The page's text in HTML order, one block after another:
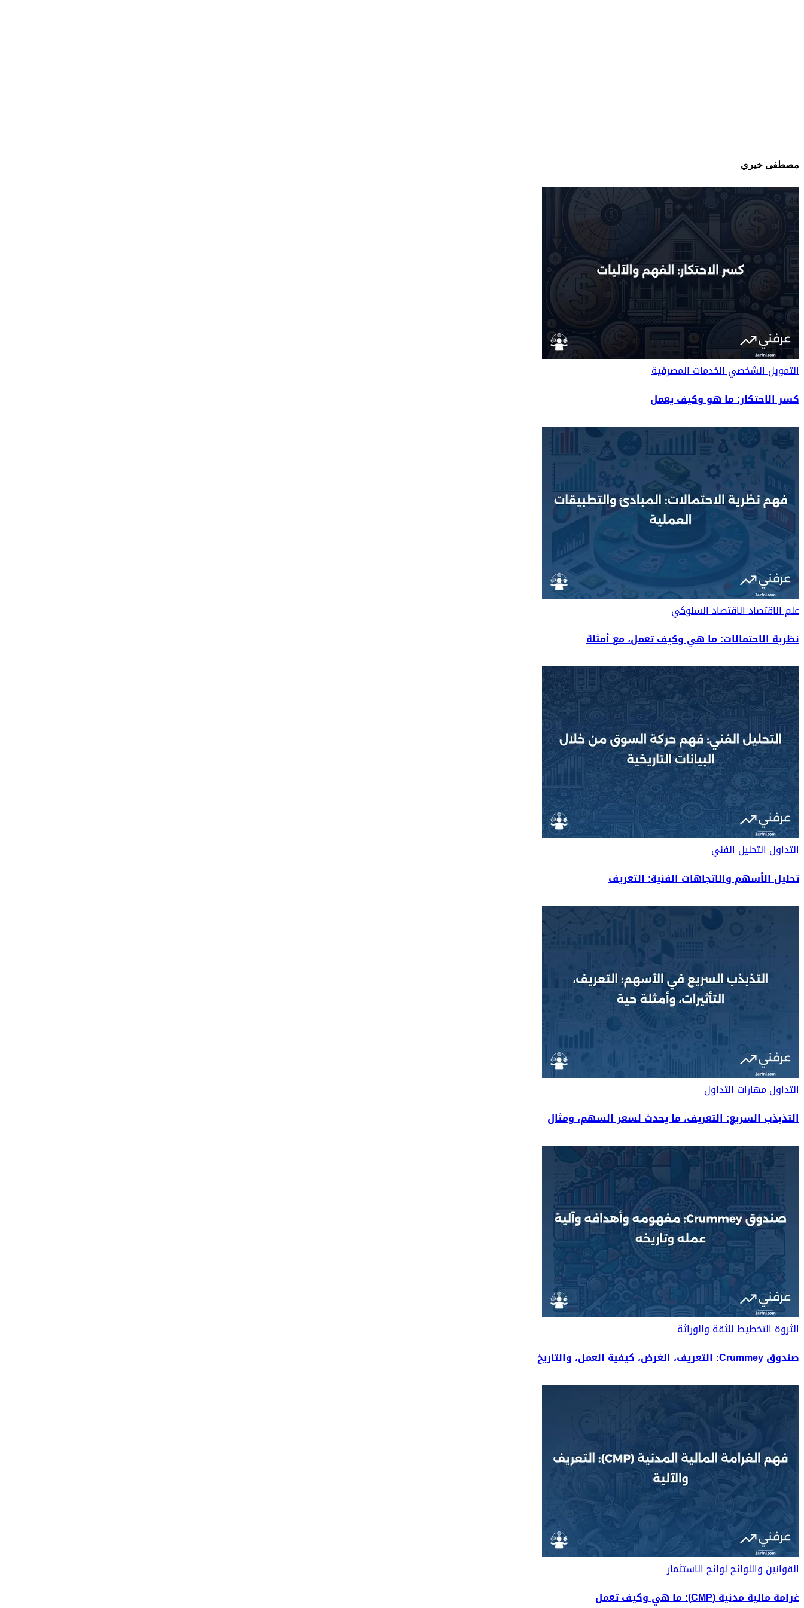
مصطفى خيري
التمويل الشخصيالخدمات المصرفية
كسر الاحتكار: ما هو وكيف يعمل
علم الاقتصادالاقتصاد السلوكي
نظرية الاحتمالات: ما هي وكيف تعمل، مع أمثلة
التداولالتحليل الفني
تحليل الأسهم والاتجاهات الفنية: التعريف
التداولمهارات التداول
التذبذب السريع: التعريف، ما يحدث لسعر السهم، ومثال
الثروةالتخطيط للثقة والوراثة
صندوق Crummey: التعريف، الغرض، كيفية العمل، والتاريخ
القوانين واللوائحلوائح الاستثمار
غرامة مالية مدنية (CMP): ما هي وكيف تعمل